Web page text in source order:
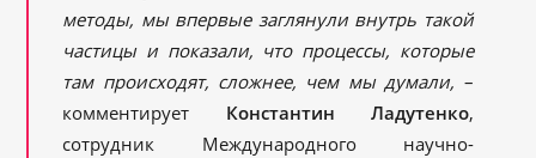
методы, мы впервые заглянули внутрь такой
частицы и показали, что процессы, которые
там происходят, сложнее, чем мы думали, –
комментирует Константин Ладутенко,
сотрудник Международного научно-